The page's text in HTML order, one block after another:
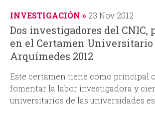
INVESTIGACIÓN 23 Nov 2012
Dos investigadores del CNIC,
en el Certamen Universitario
Arquímedes 2012
Este certamen tiene como principal
fomentar la labor investigadora y
universitarios de las universidades